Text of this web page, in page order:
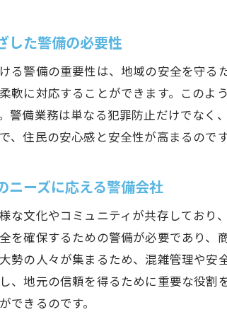
した警備の必要性
る警備の重要性は、地域の安全を守
軟に対応することができます。このよ
警備業務は単なる犯罪防止だけでなく
、住民の安心感と安全性が高まるのです
ニーズに応える警備会社
な文化やコミュニティが共存しており
を確保するための警備が必要であり、
勢の人々が集まるため、混雑管理や
、地元の信頼を得るために重要な役
できるのです。